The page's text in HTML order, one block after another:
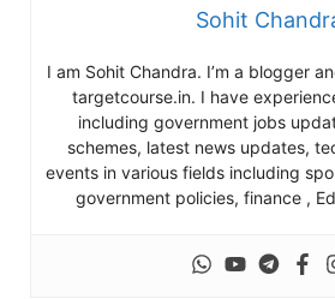
Sohit
I am Sohit Chandra. I’m a blogger
targetcourse.in. I have
including government jobs
schemes, latest news updates,
events in various fields including
government policies, finance ,